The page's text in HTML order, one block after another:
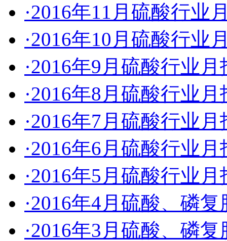
·2016年11月硫酸行业
·2016年10月硫酸行业
·2016年9月硫酸行业
·2016年8月硫酸行业
·2016年7月硫酸行业
·2016年6月硫酸行业
·2016年5月硫酸行业
·2016年4月硫酸、磷
·2016年3月硫酸、磷